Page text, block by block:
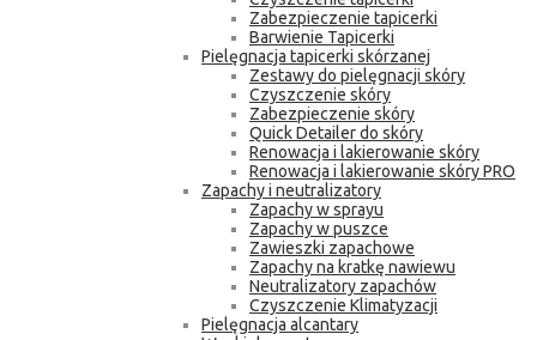
Zabezpieczenie tapicerki
Barwienie Tapicerki
Pielęgnacja tapicerki skórzanej
Zestawy do pielęgnacji skóry
Czyszczenie skóry
Zabezpieczenie skóry
Quick Detailer do skóry
Renowacja i lakierowanie skóry
Renowacja i lakierowanie skóry PRO
Zapachy i neutralizatory
Zapachy w sprayu
Zapachy w puszce
Zawieszki zapachowe
Zapachy na kratkę nawiewu
Neutralizatory zapachów
Czyszczenie Klimatyzacji
Pielęgnacja alcantary